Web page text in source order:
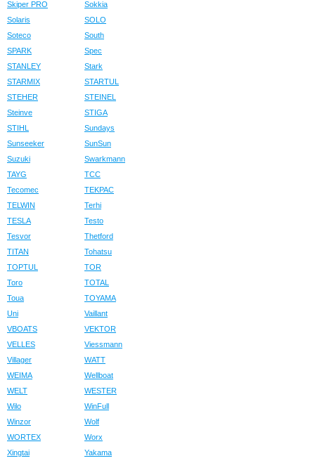
Skiper PRO
Sokkia
Solaris
SOLO
Soteco
South
SPARK
Spec
STANLEY
Stark
STARMIX
STARTUL
STEHER
STEINEL
Steinve
STIGA
STIHL
Sundays
Sunseeker
SunSun
Suzuki
Swarkmann
TAYG
TCC
Tecomec
TEKPAC
TELWIN
Terhi
TESLA
Testo
Tesvor
Thetford
TITAN
Tohatsu
TOPTUL
TOR
Toro
TOTAL
Toua
TOYAMA
Uni
Vaillant
VBOATS
VEKTOR
VELLES
Viessmann
Villager
WATT
WEIMA
Wellboat
WELT
WESTER
Wilo
WinFull
Winzor
Wolf
WORTEX
Worx
Xingtai
Yakama